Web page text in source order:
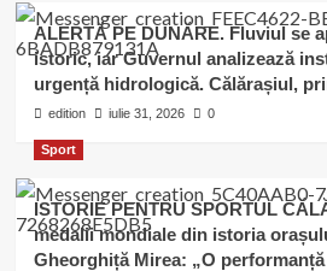
ALERTĂ PE DUNĂRE. Fluviul se
istoric, iar Guvernul analizează
urgență hidrologică. Călărașiul,
edition iulie 31, 2026 0
Sport
ISTORIE PENTRU SPORTUL
medalii mondiale din istoria
Gheorghiță Mirea: „O